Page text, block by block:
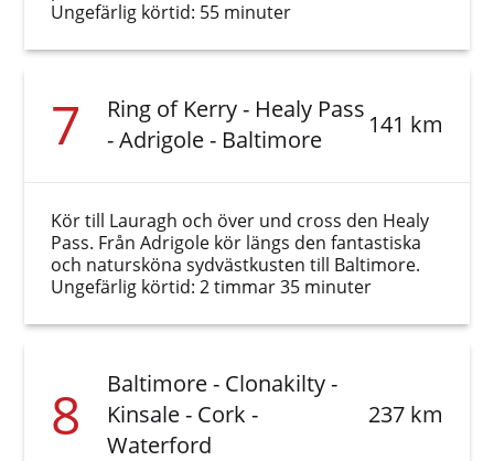
Ungefärlig körtid: 55 minuter
7
Ring of Kerry - Healy Pass
- Adrigole - Baltimore
141 km
Kör till Lauragh och över und cross den Healy
Pass. Från Adrigole kör längs den fantastiska
och natursköna sydvästkusten till Baltimore.
Ungefärlig körtid: 2 timmar 35 minuter
8
Baltimore - Clonakilty -
Kinsale - Cork -
Waterford
237 km